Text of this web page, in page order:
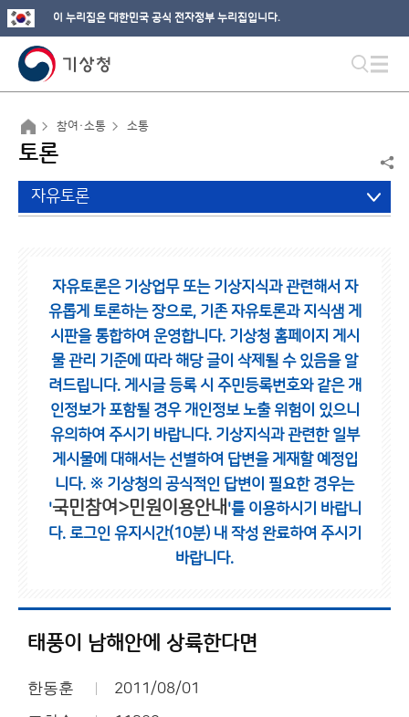
이 누리집은 대한민국 공식 전자정부 누리집입니다.
참여·소통 소통
토론
자유토론
자유토론은 기상업무 또는 기상지식과 관련해서 자
유롭게 토론하는 장으로, 기존 자유토론과 지식샘 게
시판을 통합하여 운영합니다. 기상청 홈페이지 게시
물 관리 기준에 따라 해당 글이 삭제될 수 있음을 알
려드립니다. 게시글 등록 시 주민등록번호와 같은 개
인정보가 포함될 경우 개인정보 노출 위험이 있으니
유의하여 주시기 바랍니다. 기상지식과 관련한 일부
게시물에 대해서는 선별하여 답변을 게재할 예정입
니다. ※ 기상청의 공식적인 답변이 필요한 경우는
'국민참여>민원이용안내 '를 이용하시기 바랍니
다. 로그인 유지시간(10분) 내 작성 완료하여 주시기
바랍니다.
태풍이 남해안에 상륙한다면
한동훈 2011/08/01